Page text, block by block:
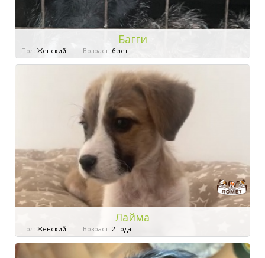
Багги
Пол: Женский Возраст: 6 лет
Лайма
Пол: Женский Возраст: 2 года